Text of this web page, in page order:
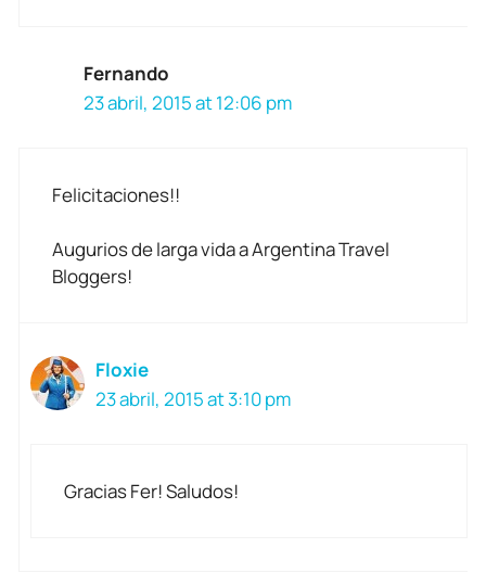
Fernando
23 abril, 2015 at 12:06 pm
Felicitaciones!!
Augurios de larga vida a Argentina Travel
Bloggers!
Floxie
23 abril, 2015 at 3:10 pm
Gracias Fer! Saludos!